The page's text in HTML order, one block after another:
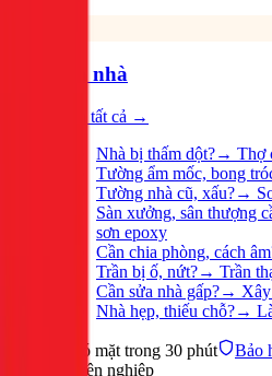
Sửa nhà
Xem tất cả →
Nhà bị thấm dột?→ Thợ
Tường ẩm mốc, bong
Tường nhà cũ, xấu?→
Sàn xưởng, sân thượng
sơn epoxy
Cần chia phòng, cách
Trần bị ố, nứt?→ Trần
Cần sửa nhà gấp?→
Nhà hẹp, thiếu chỗ?→
Có mặt trong 30 phút Bảo
chuyên nghiệp